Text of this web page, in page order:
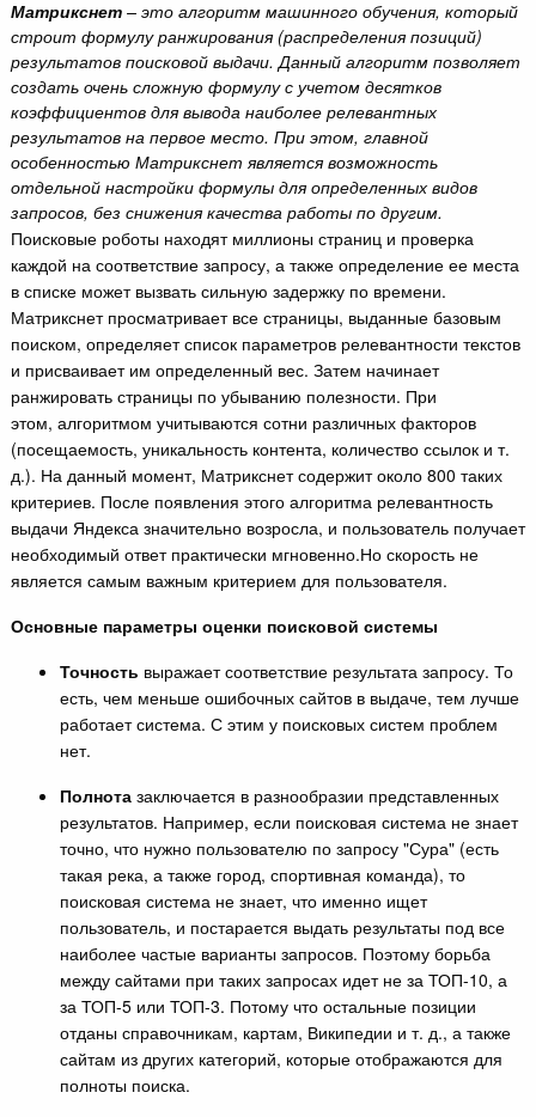
Матрикснет– это алгоритм машинного обучения, который
строит формулу ранжирования (распределения позиций)
результатов поисковой выдачи. Данный алгоритм позволяет
создать очень сложную формулу с учетом десятков
коэффициентов для вывода наиболее релевантных
результатов на первое место. При этом, главной
особенностью Матрикснет является возможность
отдельной настройки формулы для определенных видов
запросов, без снижения качества работы по другим.
Поисковые роботы находят миллионы страниц и проверка
каждой на соответствие запросу, а также определение ее места
в списке может вызвать сильную задержку по времени.
Матрикснет просматривает все страницы, выданные базовым
поиском, определяет список параметров релевантности текстов
и присваивает им определенный вес. Затем начинает
ранжировать страницы по убыванию полезности. При
этом, алгоритмом учитываются сотни различных факторов
(посещаемость, уникальность контента, количество ссылок и т.
д.). На данный момент, Матрикснет содержит около 800 таких
критериев. После появления этого алгоритма релевантность
выдачи Яндекса значительно возросла, и пользователь получает
необходимый ответ практически мгновенно.Но скорость не
является самым важным критерием для пользователя.
Основные параметры оценки поисковой системы
Точность выражает соответствие результата запросу. То
есть, чем меньше ошибочных сайтов в выдаче, тем лучше
работает система. С этим у поисковых систем проблем
нет.
Полнота заключается в разнообразии представленных
результатов. Например, если поисковая система не знает
точно, что нужно пользователю по запросу "Сура" (есть
такая река, а также город, спортивная команда), то
поисковая система не знает, что именно ищет
пользователь, и постарается выдать результаты под все
наиболее частые варианты запросов. Поэтому борьба
между сайтами при таких запросах идет не за ТОП-10, а
за ТОП-5 или ТОП-3. Потому что остальные позиции
отданы справочникам, картам, Википедии и т. д., а также
сайтам из других категорий, которые отображаются для
полноты поиска.